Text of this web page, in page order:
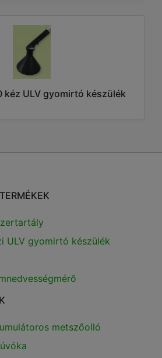
kéz ULV gyomirtó készülék
ULV gyomirtó készülék
metszőolló